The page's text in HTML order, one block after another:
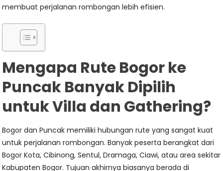
membuat perjalanan rombongan lebih efisien.
Mengapa Rute Bogor ke
Puncak Banyak Dipilih
untuk Villa dan Gathering?
Bogor dan Puncak memiliki hubungan rute yang sangat kuat
untuk perjalanan rombongan. Banyak peserta berangkat dari
Bogor Kota, Cibinong, Sentul, Dramaga, Ciawi, atau area sekitar
Kabupaten Bogor. Tujuan akhirnya biasanya berada di